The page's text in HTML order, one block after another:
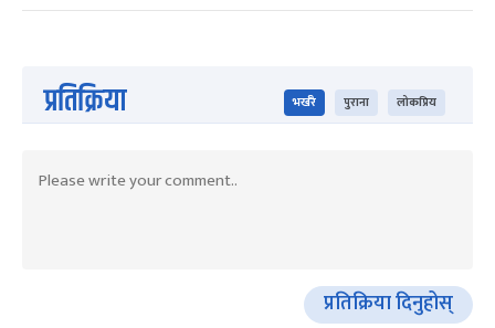
प्रतिक्रिया भर्खरै पुराना लोकप्रिय
प्रतिक्रिया दिनुहोस्